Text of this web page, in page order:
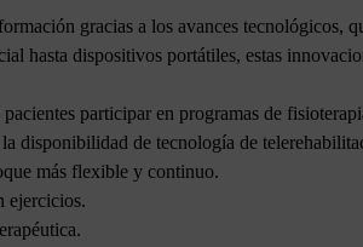
gracias a los avances tecnológicos,
hasta dispositivos portátiles, estas
participar en programas de
disponibilidad de tecnología de
más flexible y continuo.
ejercicios.